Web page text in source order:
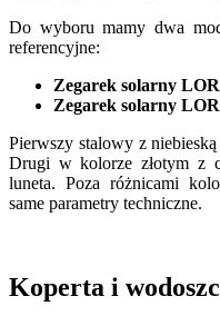
Do wyboru mamy dwa
referencyjne:
Zegarek solarny
Zegarek solarny
Pierwszy stalowy z
Drugi w kolorze złotym z
luneta. Poza różnicami
same parametry techniczne.
Koperta i